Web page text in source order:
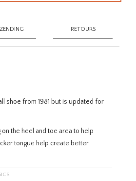
RETOURS
shoe from 1981 but is updated for
the heel and toe area to help
tongue help create better